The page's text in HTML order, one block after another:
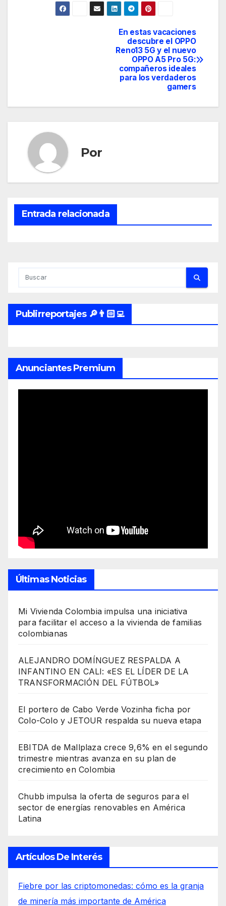
En estas vacaciones
descubre el OPPO
Reno13 5G y el nuevo
OPPO A5 Pro 5G:
compañeros ideales
para los verdaderos
gamers
Por
Entrada relacionada
Publirreportajes 🔎👨🏻‍💻
Anunciantes Premium
Últimas Noticias
Mi Vivienda Colombia impulsa una iniciativa
para facilitar el acceso a la vivienda de familias
colombianas
ALEJANDRO DOMÍNGUEZ RESPALDA A
INFANTINO EN CALI: «ES EL LÍDER DE LA
TRANSFORMACIÓN DEL FÚTBOL»
El portero de Cabo Verde Vozinha ficha por
Colo-Colo y JETOUR respalda su nueva etapa
EBITDA de Mallplaza crece 9,6% en el segundo
trimestre mientras avanza en su plan de
crecimiento en Colombia
Chubb impulsa la oferta de seguros para el
sector de energías renovables en América
Latina
Artículos De Interés
Fiebre por las criptomonedas: cómo es la granja
de minería más importante de América